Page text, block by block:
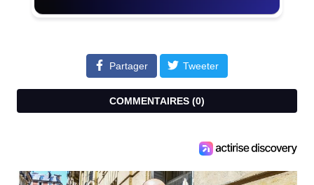
Partager Tweeter
COMMENTAIRES (0)